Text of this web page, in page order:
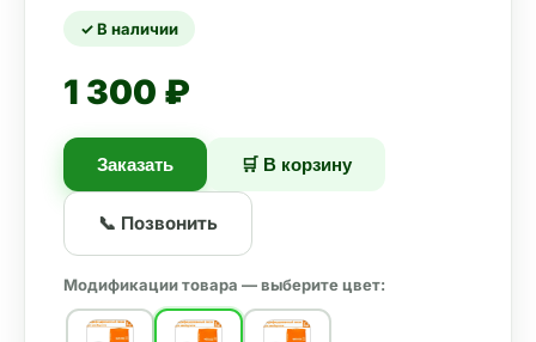
✓ В наличии
1 300 ₽
Заказать 🛒 В корзину
📞 Позвонить
Модификации товара — выберите цвет: